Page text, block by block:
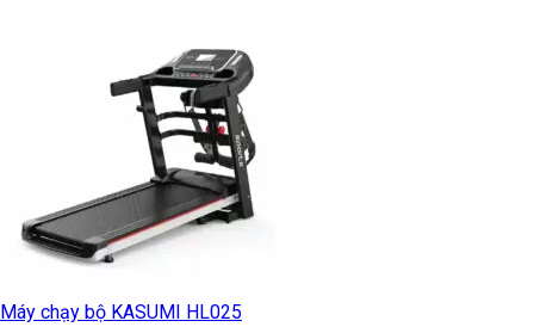
Máy chạy bộ KASUMI HL025